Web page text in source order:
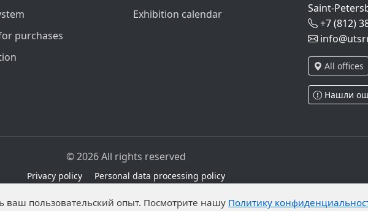
purchases
Exhibition calendar
Saint-
+7 (812)
All offices
Нашли
© 2026 All rights reserved
Privacy policy Personal data processing policy
on the processing of published personal data by an unrestricted group
ваш пользовательский опыт. Посмотрите нашу Политику